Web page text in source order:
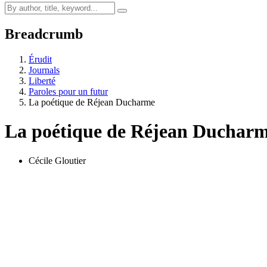
Breadcrumb
Érudit
Journals
Liberté
Paroles pour un futur
La poétique de Réjean Ducharme
La poétique de Réjean
Cécile Gloutier